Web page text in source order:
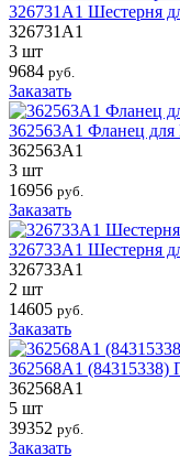
326731A1 Шестерня
326731A1
3 шт
9684 руб.
Заказать
362563A1 Фланец
362563A1
3 шт
16956 руб.
Заказать
326733A1 Шестерня
326733A1
2 шт
14605 руб.
Заказать
362568A1 (84315338)
362568A1
5 шт
39352 руб.
Заказать